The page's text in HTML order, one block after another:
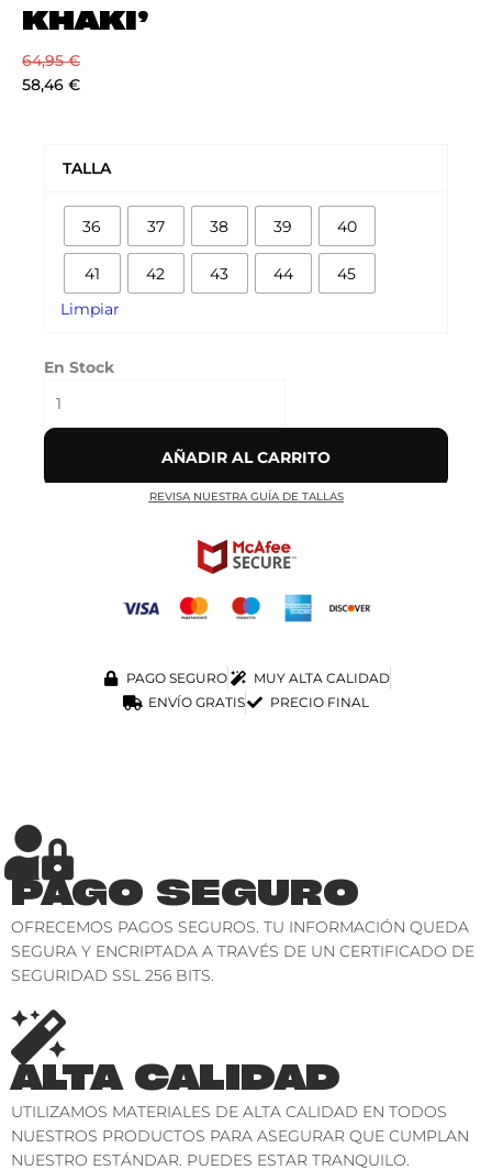
KHAKI’
64,95€
58,46 €
TALLA
36 37 38 39 40
41 42 43 44 45
Limpiar
En Stock
'LIGHT
KHAKI'
cantidad
AÑADIR AL CARRITO
REVISA NUESTRA GUÍA DE TALLAS
PAGO SEGURO
MUY ALTA CALIDAD
ENVÍO GRATIS
PRECIO FINAL
PAGO SEGURO
OFRECEMOS PAGOS SEGUROS. TU INFORMACIÓN QUEDA
SEGURA Y ENCRIPTADA A TRAVÉS DE UN CERTIFICADO DE
SEGURIDAD SSL 256 BITS.
ALTA CALIDAD
UTILIZAMOS MATERIALES DE ALTA CALIDAD EN TODOS
NUESTROS PRODUCTOS PARA ASEGURAR QUE CUMPLAN
NUESTRO ESTÁNDAR. PUEDES ESTAR TRANQUILO.